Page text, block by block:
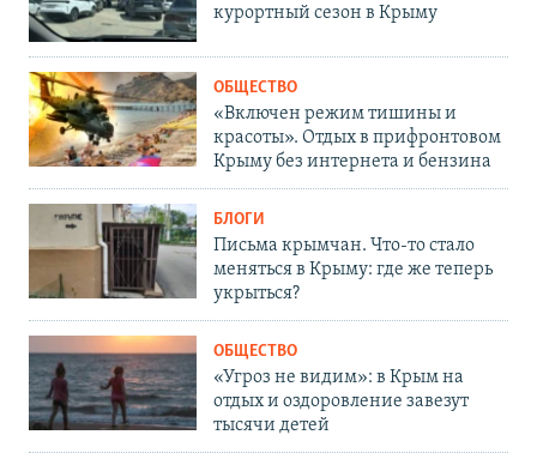
курортный сезон в Крыму
ОБЩЕСТВО
«Включен режим тишины и
красоты». Отдых в прифронтовом
Крыму без интернета и бензина
БЛОГИ
Письма крымчан. Что-то стало
меняться в Крыму: где же теперь
укрыться?
ОБЩЕСТВО
«Угроз не видим»: в Крым на
отдых и оздоровление завезут
тысячи детей